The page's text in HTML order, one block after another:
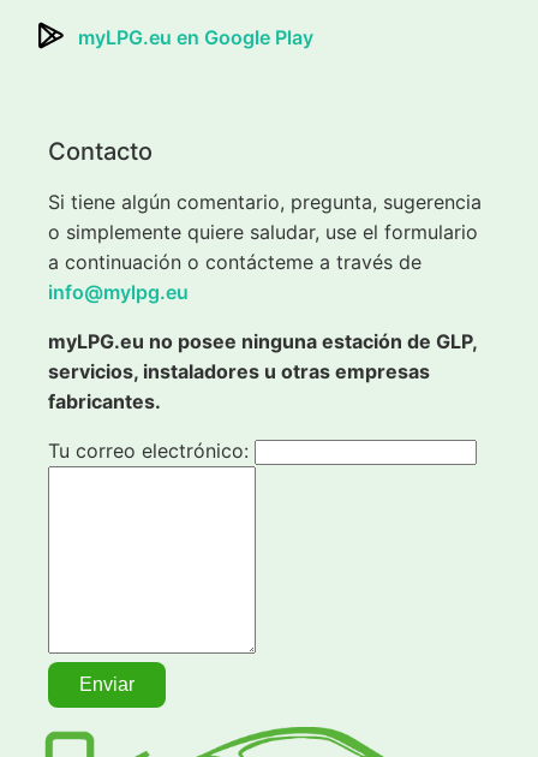
myLPG.eu en Google Play
Contacto
Si tiene algún comentario, pregunta, sugerencia
o simplemente quiere saludar, use el formulario
a continuación o contácteme a través de
info@mylpg.eu
myLPG.eu no posee ninguna estación de GLP,
servicios, instaladores u otras empresas
fabricantes.
Tu correo electrónico: